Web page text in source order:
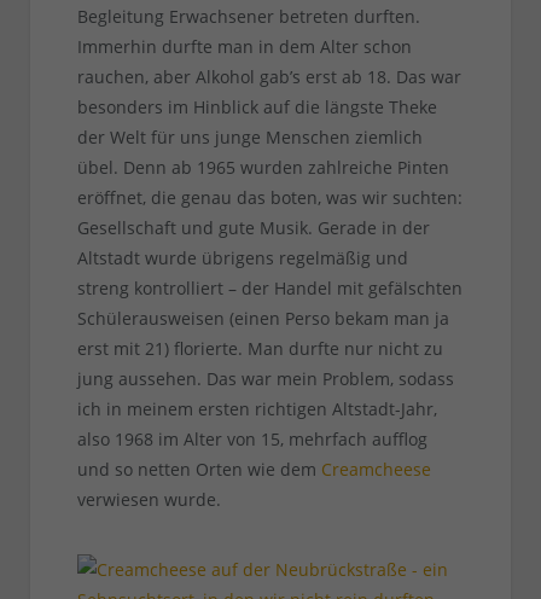
Begleitung Erwachsener betreten durften.
Immerhin durfte man in dem Alter schon
rauchen, aber Alkohol gab’s erst ab 18. Das war
besonders im Hinblick auf die längste Theke
der Welt für uns junge Menschen ziemlich
übel. Denn ab 1965 wurden zahlreiche Pinten
eröffnet, die genau das boten, was wir suchten:
Gesellschaft und gute Musik. Gerade in der
Altstadt wurde übrigens regelmäßig und
streng kontrolliert – der Handel mit gefälschten
Schülerausweisen (einen Perso bekam man ja
erst mit 21) florierte. Man durfte nur nicht zu
jung aussehen. Das war mein Problem, sodass
ich in meinem ersten richtigen Altstadt-Jahr,
also 1968 im Alter von 15, mehrfach aufflog
und so netten Orten wie dem Creamcheese
verwiesen wurde.